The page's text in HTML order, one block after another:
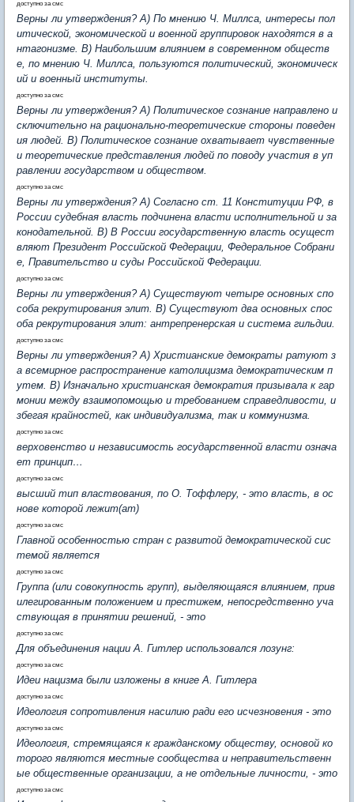
доступно за смс
Верны ли утверждения? А) По мнению Ч. Миллса, интересы пол
итической, экономической и военной группировок находятся в а
нтагонизме. В) Наибольшим влиянием в современном обществ
е, по мнению Ч. Миллса, пользуются политический, экономическ
ий и военный институты.
доступно за смс
Верны ли утверждения? А) Политическое сознание направлено и
сключительно на рационально-теоретические стороны поведен
ия людей. В) Политическое сознание охватывает чувственные
и теоретические представления людей по поводу участия в уп
равлении государством и обществом.
доступно за смс
Верны ли утверждения? А) Согласно ст. 11 Конституции РФ, в
России судебная власть подчинена власти исполнительной и за
конодательной. В) В России государственную власть осущест
вляют Президент Российской Федерации, Федеральное Собрани
е, Правительство и суды Российской Федерации.
доступно за смс
Верны ли утверждения? А) Существуют четыре основных спо
соба рекрутирования элит. В) Существуют два основных спос
оба рекрутирования элит: антрепренерская и система гильдии.
доступно за смс
Верны ли утверждения? А) Христианские демократы ратуют з
а всемирное распространение католицизма демократическим п
утем. В) Изначально христианская демократия призывала к гар
монии между взаимопомощью и требованием справедливости, и
збегая крайностей, как индивидуализма, так и коммунизма.
доступно за смс
верховенство и независимость государственной власти означа
ет принцип…
доступно за смс
высший тип властвования, по О. Тоффлеру, - это власть, в ос
нове которой лежит(ат)
доступно за смс
Главной особенностью стран с развитой демократической сис
темой является
доступно за смс
Группа (или совокупность групп), выделяющаяся влиянием, прив
илегированным положением и престижем, непосредственно уча
ствующая в принятии решений, - это
доступно за смс
Для объединения нации А. Гитлер использовался лозунг:
доступно за смс
Идеи нацизма были изложены в книге А. Гитлера
доступно за смс
Идеология сопротивления насилию ради его исчезновения - это
доступно за смс
Идеология, стремящаяся к гражданскому обществу, основой ко
торого являются местные сообщества и неправительственн
ые общественные организации, а не отдельные личности, - это
доступно за смс